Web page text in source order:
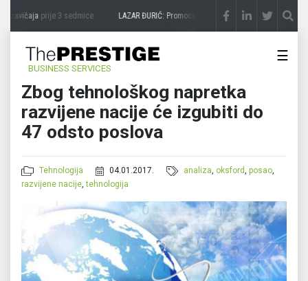
zavičajaprije 3 sedmice LAZAR ĐURIĆ: Promocija potencijal pretvara u destinaciju
BUSINESS SERVICES
☰
Zbog tehnološkog napretka
razvijene nacije će izgubiti do
47 odsto poslova
Tehnologija 04.01.2017. analiza, oksford,posao,
razvijene nacije,tehnologija